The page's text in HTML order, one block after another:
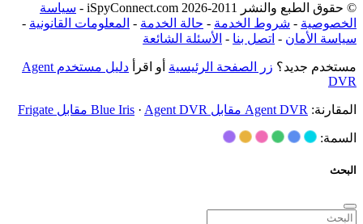
© حقوق الطبع والنشر 2011-2026 iSpyConnect.com -
سياسة
الخصوصية - شروط الخدمة - حالة الخدمة - المعلومات القانونية -
سياسة الأمان - اتصل بنا - الأسئلة الشائعة
مستخدم جديد؟ زر الصفحة الرئيسية أو اقرأ
دليل مستخدم Agent
DVR
المقارنة: Agent DVR مقابل Blue Iris · Agent DVR مقابل Frigate
السمة:
البحث